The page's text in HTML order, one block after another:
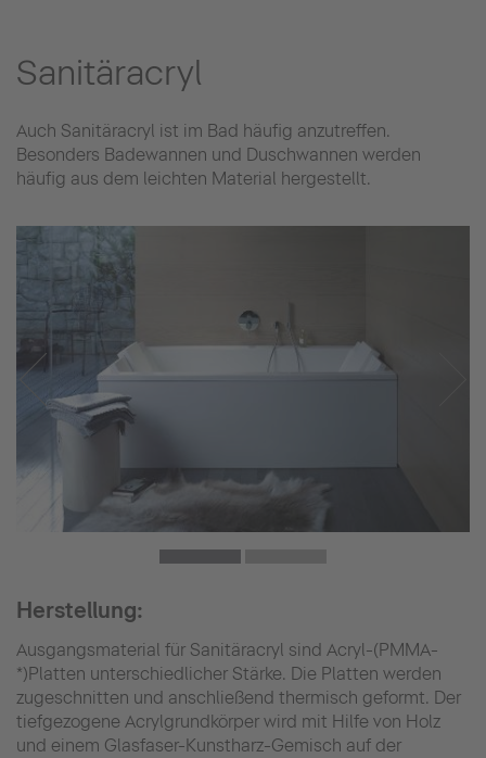
Sanitäracryl
Auch Sanitäracryl ist im Bad häufig anzutreffen.
Besonders Badewannen und Duschwannen werden
häufig aus dem leichten Material hergestellt.
Herstellung:
Ausgangsmaterial für Sanitäracryl sind Acryl-(PMMA-
*)Platten unterschiedlicher Stärke. Die Platten werden
zugeschnitten und anschließend thermisch geformt. Der
tiefgezogene Acrylgrundkörper wird mit Hilfe von Holz
und einem Glasfaser-Kunstharz-Gemisch auf der